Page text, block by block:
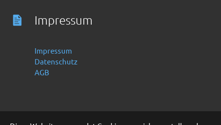
Impressum
Impressum
Datenschutz
AGB